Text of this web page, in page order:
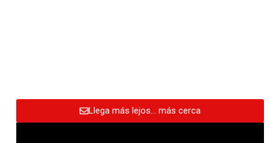
Llega más lejos… más cerca